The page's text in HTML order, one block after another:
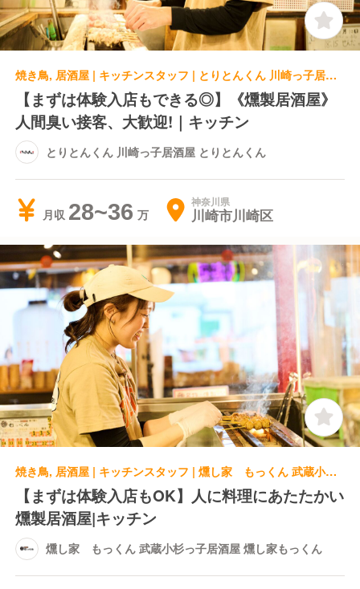
焼き鳥, 居酒屋 | キッチンスタッフ | とりとんくん 川崎っ子居酒屋 とりとんくん
【まずは体験入店もできる◎】《燻製居酒屋》
人間臭い接客、大歓迎!｜キッチン
とりとんくん 川崎っ子居酒屋 とりとんくん
月収 28~36 神奈川県
川崎市川崎区
焼き鳥, 居酒屋 | キッチンスタッフ | 燻し家 もっくん 武蔵小杉っ子居酒屋 燻し家もっくん
【まずは体験入店もOK】人に料理にあたたかい
燻製居酒屋|キッチン
燻し家 もっくん 武蔵小杉っ子居酒屋 燻し家もっくん